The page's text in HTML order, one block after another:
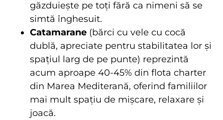
găzduiește pe toți fără ca nimeni să se
simtă înghesuit.
Catamarane (bărci cu vele cu cocă
dublă, apreciate pentru stabilitatea lor și
spațiul larg de pe punte) reprezintă
acum aproape 40-45% din flota charter
din Marea Mediterană, oferind familiilor
mai mult spațiu de mișcare, relaxare și
joacă.